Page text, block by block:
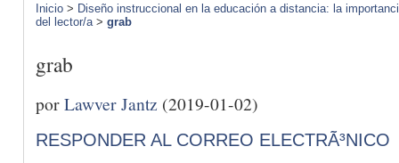
Inicio > Diseño instruccional en la educación a distancia: la
del lector/a> grab
grab
porLawver Jantz (2019-01-02)
RESPONDER AL CORREO ELECTRÃ³NICO